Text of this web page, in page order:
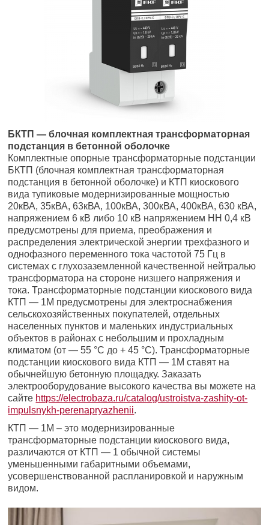
БКТП — блочная комплектная трансформаторная
подстанция в бетонной оболочке
Комплектные опорные трансформаторные подстанции
БКТП (блочная комплектная трансформаторная
подстанция в бетонной оболочке) и КТП киоскового
вида тупиковые модернизированные мощностью
20кВА, 35кВА, 63кВА, 100кВА, 300кВА, 400кВА, 630 кВА,
напряжением 6 кВ либо 10 кВ напряжением НН 0,4 кВ
предусмотрены для приема, преображения и
распределения электрической энергии трехфазного и
однофазного переменного тока частотой 75 Гц в
системах с глухозаземленной качественной нейтралью
трансформатора на стороне низшего напряжения и
тока. Трансформаторные подстанции киоскового вида
КТП — 1М предусмотрены для электроснабжения
сельскохозяйственных покупателей, отдельных
населенных пунктов и маленьких индустриальных
объектов в районах с небольшим и прохладным
климатом (от — 55 °С до + 45 °С). Трансформаторные
подстанции киоскового вида КТП — 1М ставят на
обычнейшую бетонную площадку. Заказать
электрооборудование высокого качества вы можете на
сайте https://electrobaza.ru/catalog/ustroistva-zashity-ot-
impulsnykh-perenapryazhenii.
КТП — 1М – это модернизированные
трансформаторные подстанции киоскового вида,
различаются от КТП — 1 обычной системы
уменьшенными габаритными объемами,
усовершенствованной распланировкой и наружным
видом.